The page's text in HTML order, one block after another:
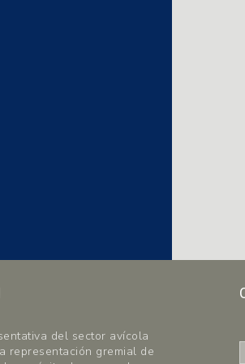
del sector avícola
representación gremial de